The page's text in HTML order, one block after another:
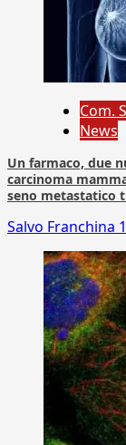
Com.
News
Un farmaco, due
carcinoma
seno metastatico
Salvo Franchina